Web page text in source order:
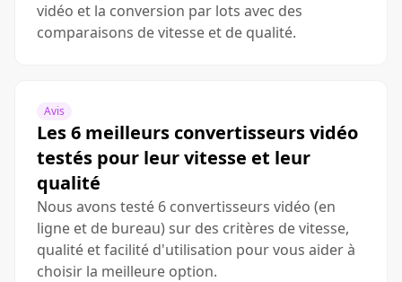
vidéo et la conversion par lots avec des
comparaisons de vitesse et de qualité.
Avis
Les 6 meilleurs convertisseurs vidéo
testés pour leur vitesse et leur
qualité
Nous avons testé 6 convertisseurs vidéo (en
ligne et de bureau) sur des critères de vitesse,
qualité et facilité d'utilisation pour vous aider à
choisir la meilleure option.